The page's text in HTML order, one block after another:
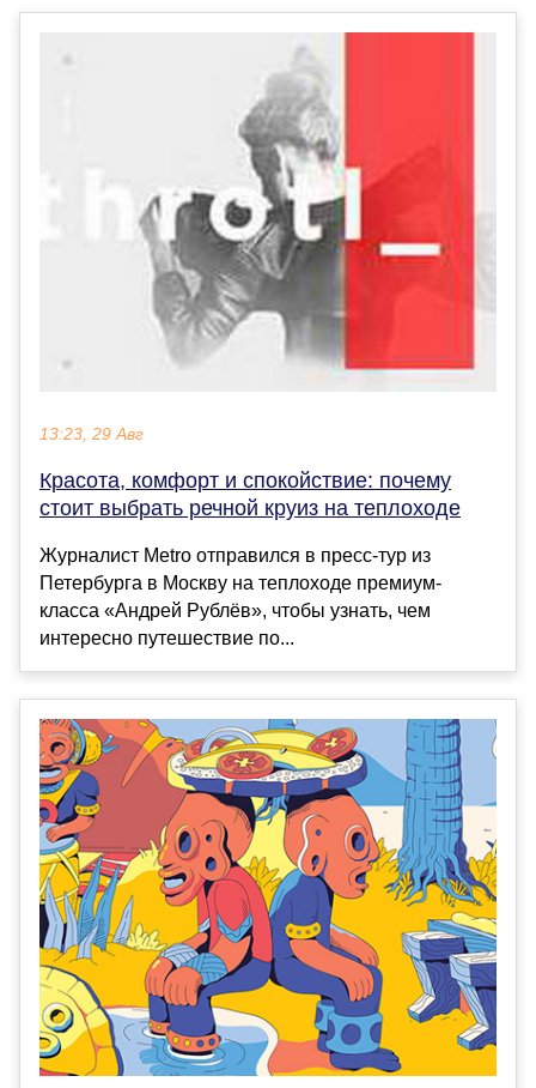
13:23, 29 Авг
Красота, комфорт и спокойствие: почему
стоит выбрать речной круиз на теплоходе
Журналист Metro отправился в пресс-тур из
Петербурга в Москву на теплоходе премиум-
класса «Андрей Рублёв», чтобы узнать, чем
интересно путешествие по...